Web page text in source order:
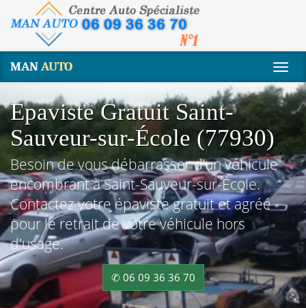
MANAUTO
Epaviste Gratuit Saint-
Sauveur-sur-École (77930)
Besoin de vous débarrasser d’un véhicule
encombrant à Saint-Sauveur-sur-École.
Contactez votre épaviste gratuit et agréé
pour le retrait de votre véhicule hors
d'usage.
✆ 06 09 36 36 70